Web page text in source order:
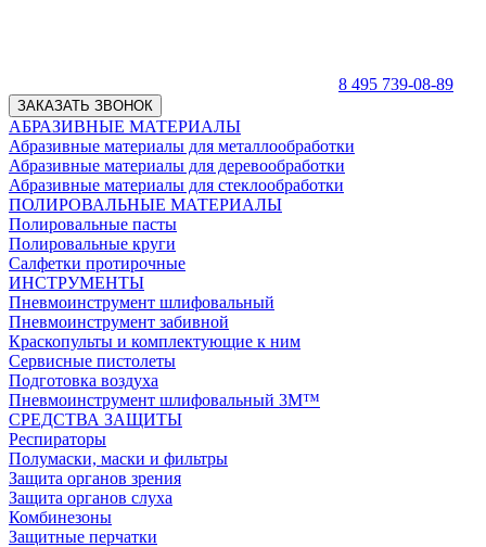
8 495 739-08-89
ЗАКАЗАТЬ ЗВОНОК
АБРАЗИВНЫЕ МАТЕРИАЛЫ
Абразивные материалы для металлообработки
Абразивные материалы для деревообработки
Абразивные материалы для стеклообработки
ПОЛИРОВАЛЬНЫЕ МАТЕРИАЛЫ
Полировальные пасты
Полировальные круги
Салфетки протирочные
ИНСТРУМЕНТЫ
Пневмоинструмент шлифовальный
Пневмоинструмент забивной
Краскопульты и комплектующие к ним
Сервисные пистолеты
Подготовка воздуха
Пневмоинструмент шлифовальный 3M™
СРЕДСТВА ЗАЩИТЫ
Респираторы
Полумаски, маски и фильтры
Защита органов зрения
Защита органов слуха
Комбинезоны
Защитные перчатки